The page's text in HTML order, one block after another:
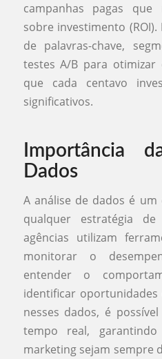
campanhas pagas
sobre investimento (ROI).
de palavras-chave,
testes A/B para
que cada centavo
significativos.
Importância
Dados
A análise de dados é
qualquer estratégia
agências utilizam
monitorar o
entender o
identificar oportunidades
nesses dados, é
tempo real,
marketing sejam sempre